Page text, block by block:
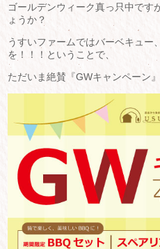
ゴールデンウィーク真っ只中です
ょうか？
うすいファームではバーベキュー
を！！！ということで、
ただいま絶賛『GWキャンペーン